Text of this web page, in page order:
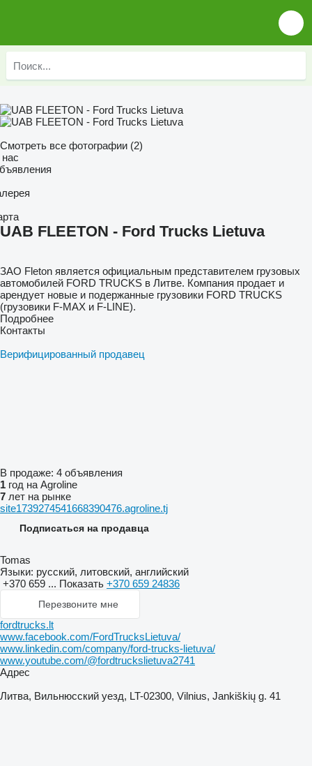
Смотреть все фотографии (2)
UAB FLEETON - Ford Trucks Lietuva
ЗАО Fleton является официальным представителем грузовых
автомобилей FORD TRUCKS в Литве. Компания продает и
арендует новые и подержанные грузовики FORD TRUCKS
(грузовики F-MAX и F-LINE).
Подробнее
Контакты
Верифицированный продавец
В продаже: 4 объявления
1 год на Agroline
7 лет на рынке
site1739274541668390476.agroline.tj
Подписаться на продавца
Tomas
Языки: русский, литовский, английский
+370 659 ... Показать +370 659 24836
Перезвоните мне
fordtrucks.lt
www.facebook.com/FordTrucksLietuva/
www.linkedin.com/company/ford-trucks-lietuva/
www.youtube.com/@fordtruckslietuva2741
Адрес
Литва, Вильнюсский уезд, LT-02300, Vilnius, Jankiškių g. 41